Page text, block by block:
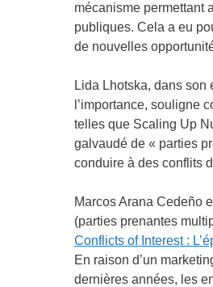
mécanisme permettant
publiques. Cela a eu
de nouvelles
Lida Lhotska, dans
l’importance, souligne
telles que Scaling Up
galvaudé de « parties
conduire à des conflits
Marcos Arana Cedeño
(parties prenantes
Conflicts of Interest :
En raison d’un
dernières années, les